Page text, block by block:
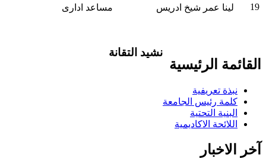
19
لينا عمر شيخ ادريس مساعد ادارى
القائمة الرئيسية
نبذة تعريفية
كلمة رئيس الجامعة
البنية التحتية
اللائحة الاكاديمية
آخر الاخبار
نشيد التقانة